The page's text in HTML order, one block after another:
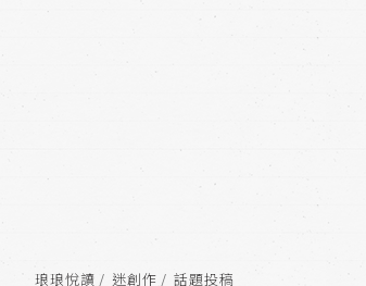
琅琅悅讀 迷創作 話題投稿